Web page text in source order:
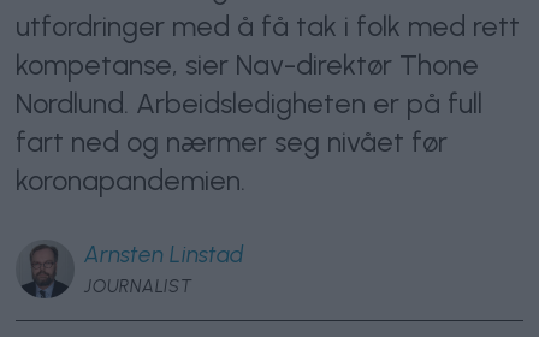
utfordringer med å få tak i folk med rett
kompetanse, sier Nav-direktør Thone
Nordlund. Arbeidsledigheten er på full
fart ned og nærmer seg nivået før
koronapandemien.
Arnsten Linstad
JOURNALIST